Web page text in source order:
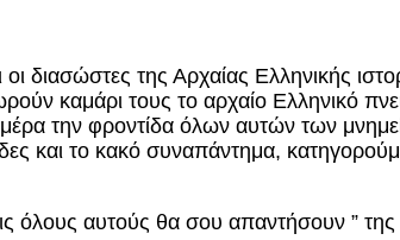
οι διασώστες της Αρχαίας Ελληνικής
καμάρι τους το αρχαίο Ελληνικό
την φροντίδα όλων αυτών των
και το κακό συναπάντημα,
όλους αυτούς θα σου απαντήσουν ” της